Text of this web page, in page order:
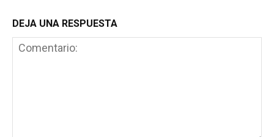
DEJA UNA RESPUESTA